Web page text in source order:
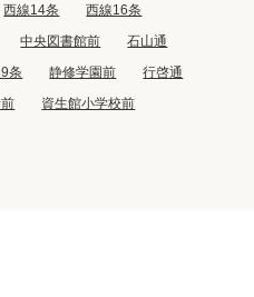
西線14条
西線16条
中央図書館前
石山通
条 静修学園前
行啓通
資生館小学校前